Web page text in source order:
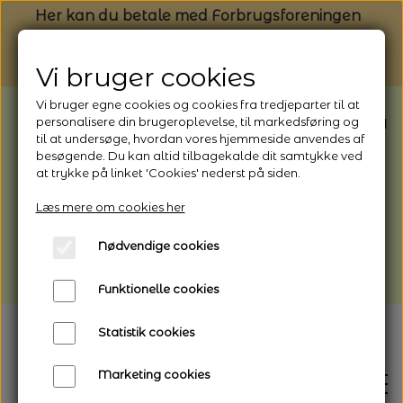
Her kan du betale med Forbrugsforeningen
BEMÆRK: Butikken har ferielukket* fra
1/8 - 9/8 - 2026
*Webshoppen er åben og sender hele
afhentning
Vi gør opmærksom på, at der kan være lidt
længere leveringstid
Vi bruger cookies
Vi bruger egne cookies og cookies fra tredjeparter til at
personalisere din brugeroplevelse, til markedsføring og
til at undersøge, hvordan vores hjemmeside anvendes af
besøgende. Du kan altid tilbagekalde dit samtykke ved
at trykke på linket 'Cookies' nederst på siden.
Læs mere om cookies her
Nødvendige cookies
Funktionelle cookies
Statistik cookies
Marketing cookies